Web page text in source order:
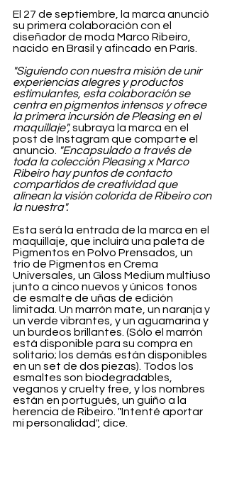
El 27 de septiembre, la marca anunció
su primera colaboración con el
diseñador de moda Marco Ribeiro,
nacido en Brasil y afincado en París.
"Siguiendo con nuestra misión de unir
experiencias alegres y productos
estimulantes, esta colaboración se
centra en pigmentos intensos y ofrece
la primera incursión de Pleasing en el
maquillaje", subraya la marca en el
post de Instagram que comparte el
anuncio.
"Encapsulado a través de
toda la colección Pleasing x Marco
Ribeiro hay puntos de contacto
compartidos de creatividad que
alinean la visión colorida de Ribeiro con
la nuestra".
Esta será la entrada de la marca en el
maquillaje, que incluirá una paleta de
Pigmentos en Polvo Prensados, un
trío de Pigmentos en Crema
Universales, un Gloss Medium multiuso
junto a cinco nuevos y únicos tonos
de esmalte de uñas de edición
limitada. Un marrón mate, un naranja y
un verde vibrantes, y un aguamarina y
un burdeos brillantes. (Sólo el marrón
está disponible para su compra en
solitario; los demás están disponibles
en un set de dos piezas). Todos los
esmaltes son biodegradables,
veganos y cruelty free, y los nombres
están en portugués, un guiño a la
herencia de Ribeiro. "Intenté aportar
mi personalidad", dice.